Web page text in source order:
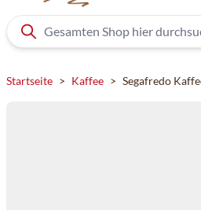
Startseite > Kaffee > Segafredo